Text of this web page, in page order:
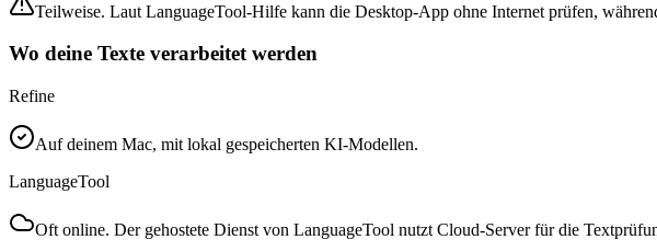
Teilweise. Laut LanguageTool-Hilfe kann die Desktop-App ohne Internet prüfen,
Wo deine Texte verarbeitet werden
Refine
Auf deinem Mac, mit lokal gespeicherten KI-Modellen.
LanguageTool
Oft online. Der gehostete Dienst von LanguageTool nutzt Cloud-Server für die